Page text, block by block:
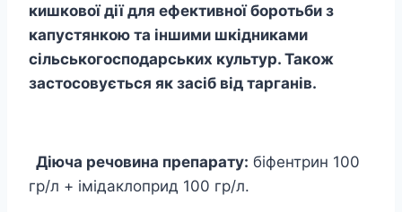
кишкової дії для ефективної боротьби з
капустянкою та іншими шкідниками
сільськогосподарських культур. Також
застосовується як засіб від тарганів.
Діюча речовина препарату: біфентрин 100
гр/л + імідаклоприд 100 гр/л.